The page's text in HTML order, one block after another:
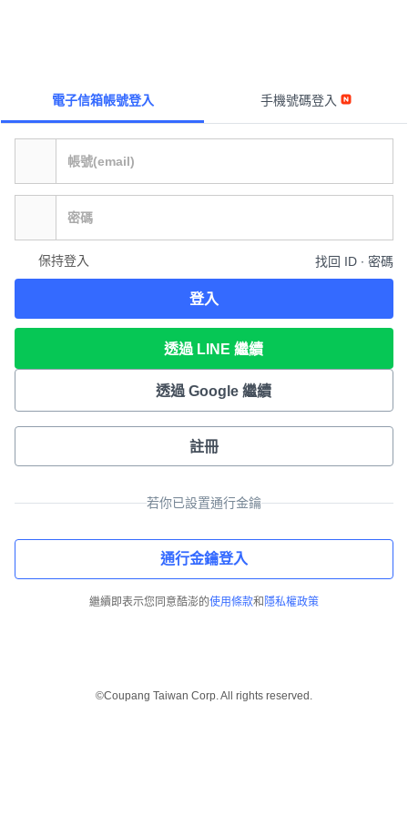
電子信箱帳號登入 手機號碼登入
保持登入 找回 ID ∙ 密碼
登入
透過 LINE 繼續
透過 Google 繼續
註冊
若你已設置通行金鑰
通行金鑰登入
繼續即表示您同意酷澎的使用條款和 隱私權政策
©Coupang Taiwan Corp. All rights reserved.